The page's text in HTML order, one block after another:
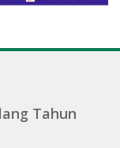
Tahun